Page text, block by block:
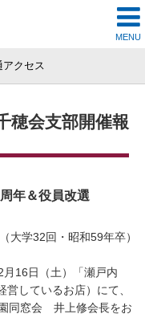
MENU
アクセス
穂会支部開催報
年＆役員改選
学32回・昭和59年卒）
月16日（土）「瀬戸内
しているお店）にて、
同窓会 井上修会長をお